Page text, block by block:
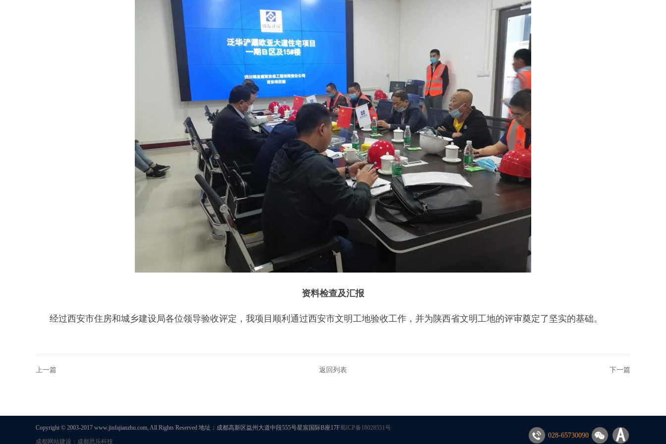
资料检查及汇报
经过西安市住房和城乡建设局各位领导验收评定，我项目顺利通过西安市文明工地验收工作，并为陕西省文明工地的评审奠定了坚实的基础。
上一篇 下一篇
返回列表
Copyright © 2003-2017 www.jinfajianzhu.com, All Rights Reserved 地址：成都高新区益州大道中段555号星宸国际B座17F蜀ICP备18028551号
成都网站建设：成都思乐科技
028-65730090